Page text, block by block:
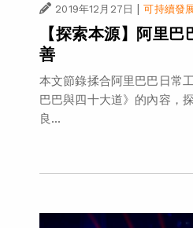
2019年12月27日 | 可持續發
【探索本源】阿里
善
本文節錄揉合阿里巴巴日常
巴巴與四十大道》的內容，
良...